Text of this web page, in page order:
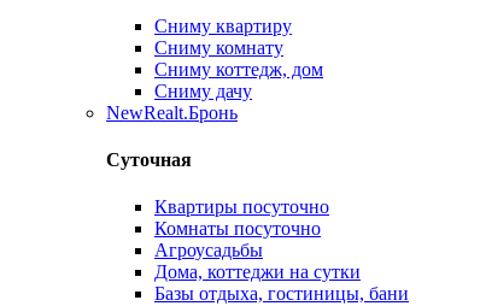
Сниму квартиру
Сниму комнату
Сниму коттедж, дом
Сниму дачу
NewRealt.Бронь
Суточная
Квартиры посуточно
Комнаты посуточно
Агроусадьбы
Дома, коттеджи на сутки
Базы отдыха, гостиницы, бани